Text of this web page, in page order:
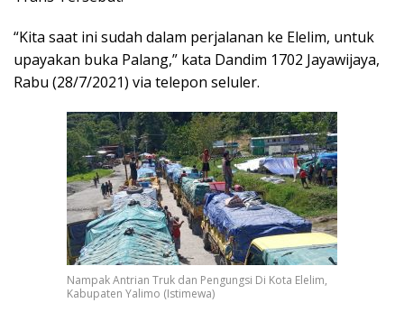
“Kita saat ini sudah dalam perjalanan ke Elelim, untuk
upayakan buka Palang,” kata Dandim 1702 Jayawijaya,
Rabu (28/7/2021) via telepon seluler.
Nampak Antrian Truk dan Pengungsi Di Kota Elelim,
Kabupaten Yalimo (Istimewa)